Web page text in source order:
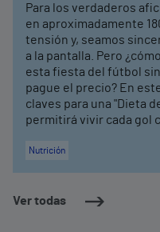
Ver todas
Para los verdaderos
en aproximadamente
tensión y, seamos
a la pantalla. Pero
esta fiesta del fútbol
pague el precio? En
claves para una "Dieta
permitirá vivir cada gol
Nutrición